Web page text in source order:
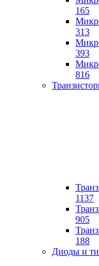
165
313
393
816
1137
905
188
Диоды и